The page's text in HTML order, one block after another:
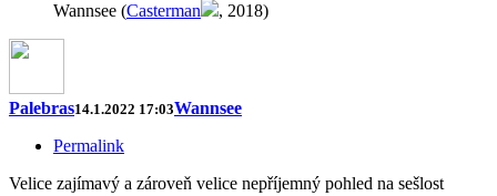
Wannsee (Casterman , 2018)
Palebras14.1.2022 17:03Wannsee
Permalink
Velice zajímavý a zároveň velice nepříjemný pohled na sešlost